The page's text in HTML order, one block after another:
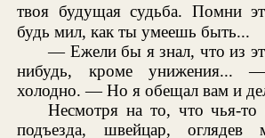
твоя будущая судьба. Помни
будь мил, как ты умеешь быть...
— Ежели бы я знал, что из
нибудь, кроме унижения...
холодно. — Но я обещал вам и
Несмотря на то, что чья-то
подъезда, швейцар,